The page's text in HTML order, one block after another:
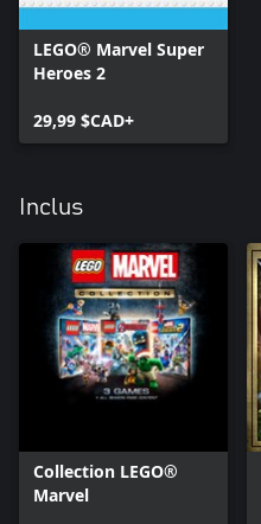
LEGO® Marvel Super
Heroes 2
29,99 $CAD+
Inclus
Collection LEGO®
Marvel